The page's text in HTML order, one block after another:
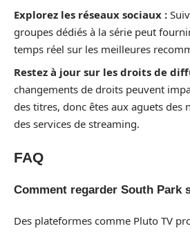
Explorez les réseaux sociaux :
groupes dédiés à la série peut
temps réel sur les meilleures
Restez à jour sur les droits de
changements de droits peuvent
des titres, donc êtes aux aguets des
des services de streaming.
FAQ
Comment regarder South Park
Des plateformes comme Pluto TV